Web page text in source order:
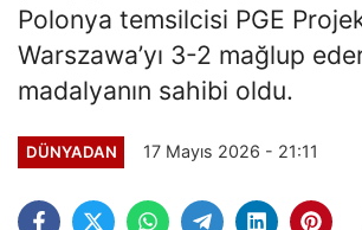
Polonya temsilcisi PGE
Warszawa’yı 3-2 mağlup
madalyanın sahibi oldu.
DÜNYADAN 17 Mayıs 2026 - 21:11